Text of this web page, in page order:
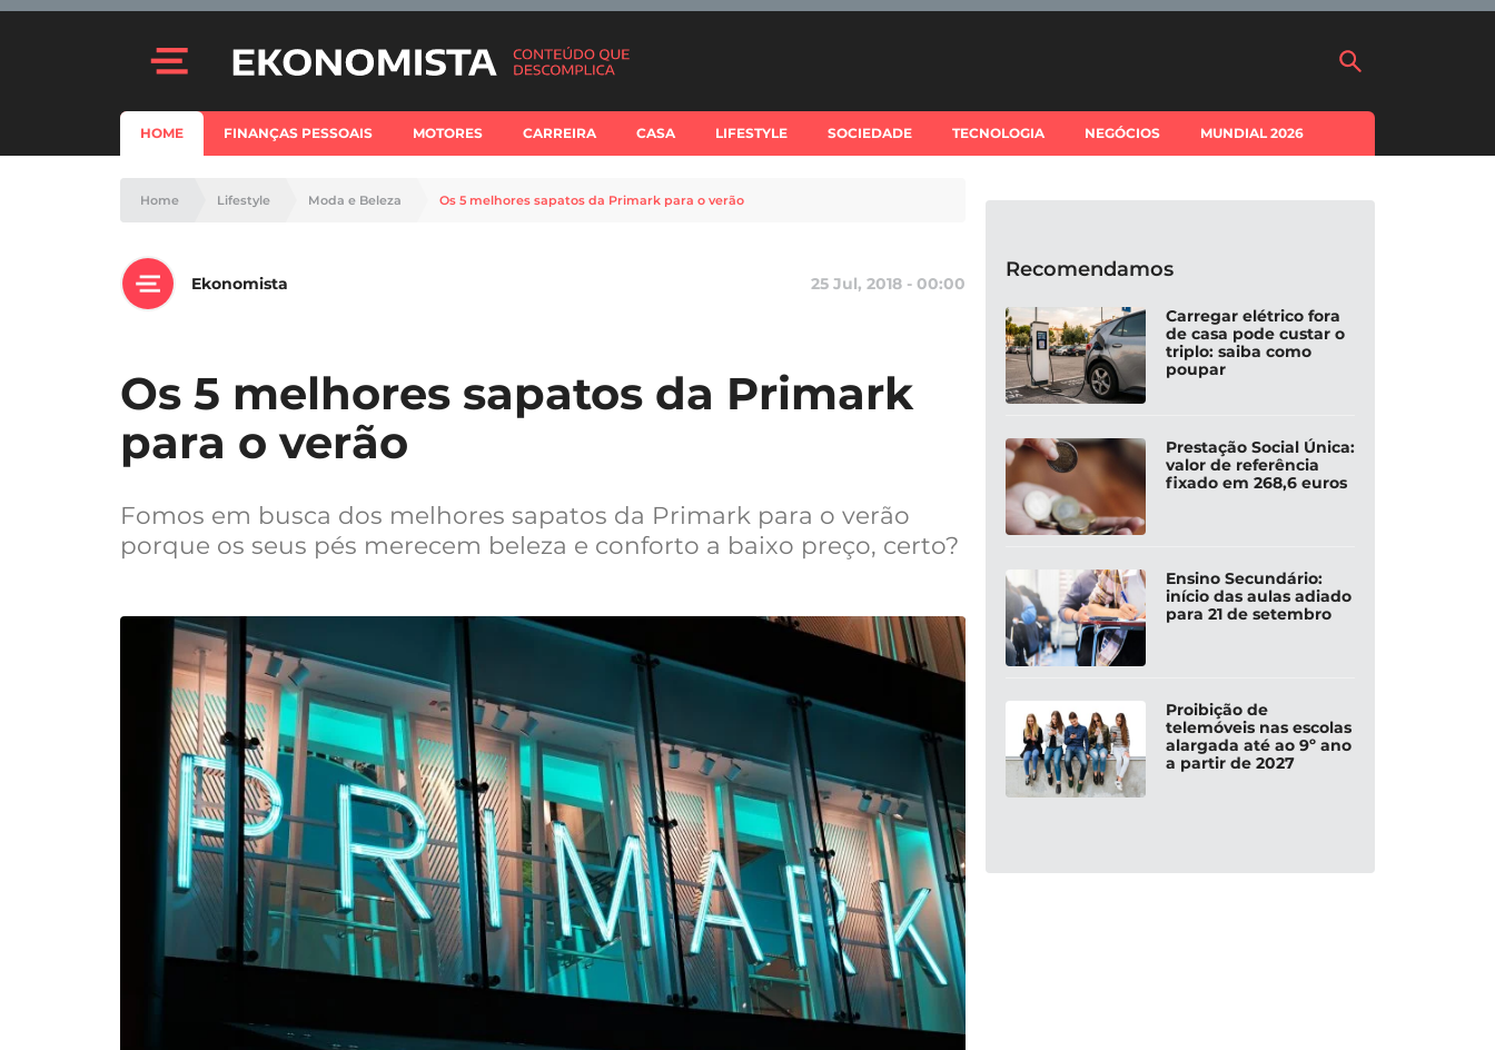
HOME FINANÇAS PESSOAIS MOTORES CARREIRA CASA LIFESTYLE SOCIEDADE TECNOLOGIA NEGÓCIOS MUNDIAL 2026
Home Lifestyle Moda e Beleza Os 5 melhores sapatos da Primark para o verão
Ekonomista 25 Jul, 2018 - 00:00
Os 5 melhores sapatos da Primark
para o verão
Fomos em busca dos melhores sapatos da Primark para o verão
porque os seus pés merecem beleza e conforto a baixo preço, certo?
Recomendamos
Carregar elétrico fora
de casa pode custar o
triplo: saiba como
poupar
Prestação Social Única:
valor de referência
fixado em 268,6 euros
Ensino Secundário:
início das aulas adiado
para 21 de setembro
Proibição de
telemóveis nas escolas
alargada até ao 9º ano
a partir de 2027